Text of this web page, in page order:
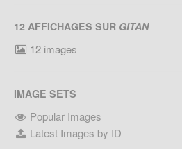
12 AFFICHAGES SUR GITAN
12 images
IMAGE SETS
Popular Images
Latest Images by ID